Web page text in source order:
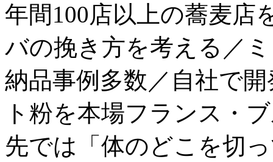
年間100店以上の蕎麦店
バの挽き方を考える／
納品事例多数／自社で
ト粉を本場フランス・
先では「体のどこを切